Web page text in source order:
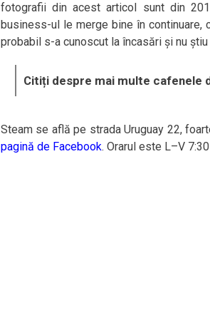
fotografii din acest articol sunt din
business-ul le merge bine în
probabil s-a cunoscut la încasări și nu
Citiți despre mai multe cafenele
Steam se află pe strada Uruguay 22,
pagină de Facebook. Orarul este L–V